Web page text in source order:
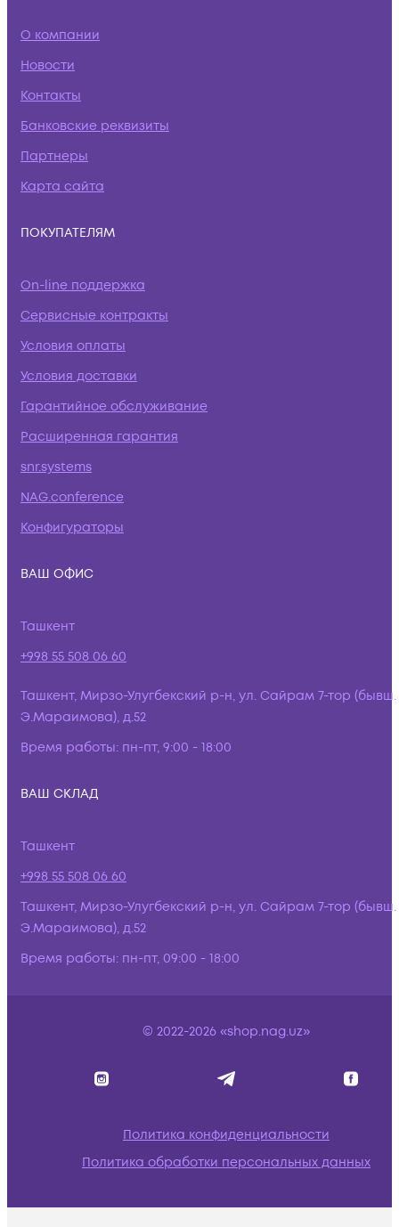
О компании
Новости
Контакты
Банковские реквизиты
Партнеры
Карта сайта
ПОКУПАТЕЛЯМ
On-line поддержка
Сервисные контракты
Условия оплаты
Условия доставки
Гарантийное обслуживание
Расширенная гарантия
snr.systems
NAG.conference
Конфигураторы
ВАШ ОФИС
Ташкент
+998 55 508 06 60
Ташкент, Мирзо-Улугбекский р-н, ул. Сайрам 7-тор (бывш.
Э.Мараимова), д.52
Время работы: пн-пт, 9:00 - 18:00
ВАШ СКЛАД
Ташкент
+998 55 508 06 60
Ташкент, Мирзо-Улугбекский р-н, ул. Сайрам 7-тор (бывш.
Э.Мараимова), д.52
Время работы: пн-пт, 09:00 - 18:00
© 2022-2026 «shop.nag.uz»
Политика конфиденциальности
Политика обработки персональных данных